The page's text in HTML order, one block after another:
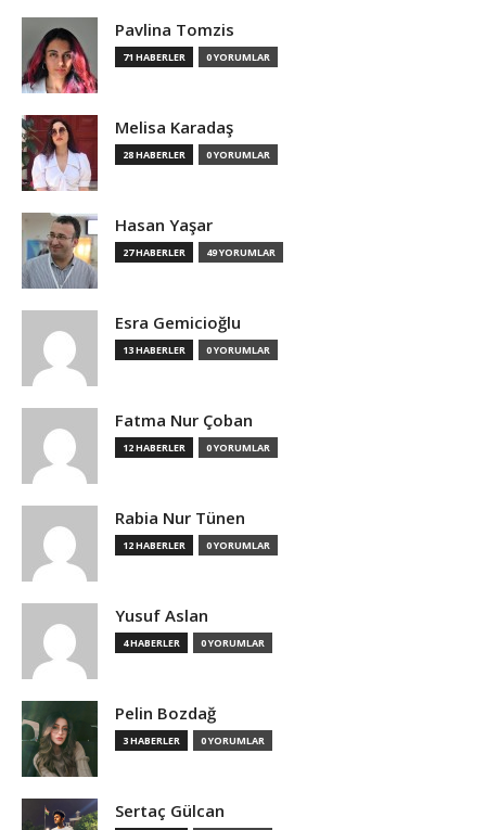
Pavlina Tomzis
71 HABERLER 0 YORUMLAR
Melisa Karadaş
28 HABERLER 0 YORUMLAR
Hasan Yaşar
27 HABERLER 49 YORUMLAR
Esra Gemicioğlu
13 HABERLER 0 YORUMLAR
Fatma Nur Çoban
12 HABERLER 0 YORUMLAR
Rabia Nur Tünen
12 HABERLER 0 YORUMLAR
Yusuf Aslan
4 HABERLER 0 YORUMLAR
Pelin Bozdağ
3 HABERLER 0 YORUMLAR
Sertaç Gülcan